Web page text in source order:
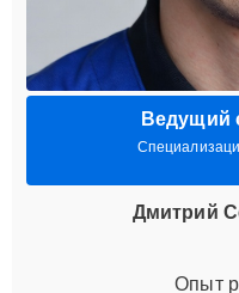
Ведущий
Дмитрий
Опыт